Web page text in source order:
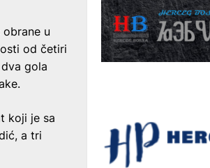
u
od četiri
gola
koji je sa
a tri